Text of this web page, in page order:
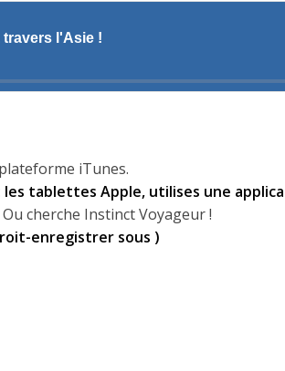
iTunes.
tablettes Apple, utilises une
cherche Instinct Voyageur !
enregistrer sous )